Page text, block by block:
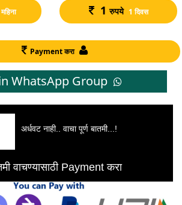
1 रुपये 1 दिवस
Payment करा
WhatsApp Group
अर्धवट नाही.. वाचा पूर्ण बातमी...!
वाचण्यासाठी Payment करा